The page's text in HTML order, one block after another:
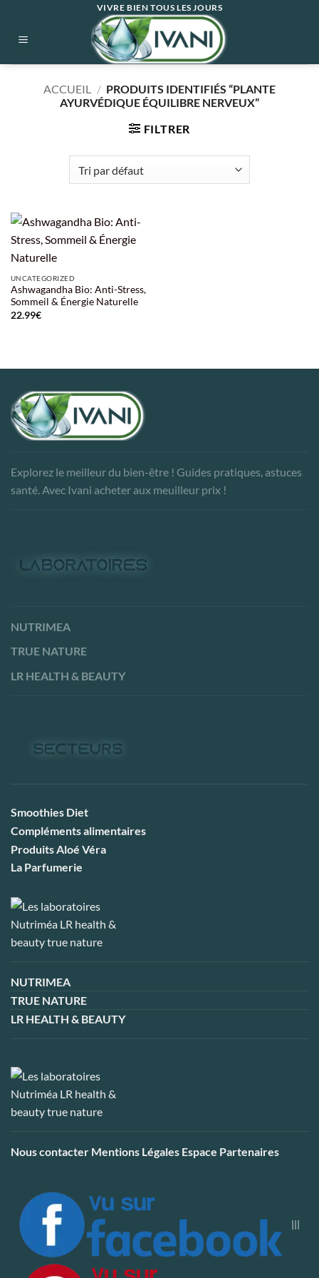
contenu
VIVRE BIEN TOUS LES JOURS
ACCUEIL / PRODUITS IDENTIFIÉS “PLANTE
AYURVÉDIQUE ÉQUILIBRE NERVEUX”
FILTRER
UNCATEGORIZED
Ashwagandha Bio: Anti-Stress,
Sommeil & Énergie Naturelle
22.99€
Explorez le meilleur du bien-être ! Guides pratiques, astuces
santé. Avec Ivani acheter aux meuilleur prix !
NUTRIMEA
TRUE NATURE
LR HEALTH & BEAUTY
Smoothies Diet
Compléments alimentaires
Produits Aloé Véra
La Parfumerie
NUTRIMEA
TRUE NATURE
LR HEALTH & BEAUTY
Nous contacter Mentions Légales Espace Partenaires
|||